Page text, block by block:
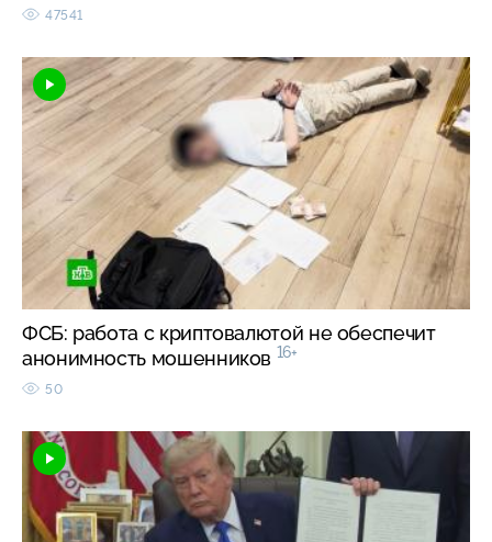
47541
ФСБ: работа с криптовалютой не обеспечит
анонимность мошенников 16+
50